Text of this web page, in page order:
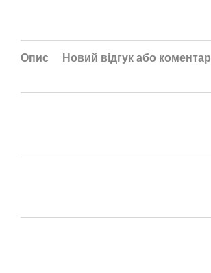
Опис Новий відгук або коментар